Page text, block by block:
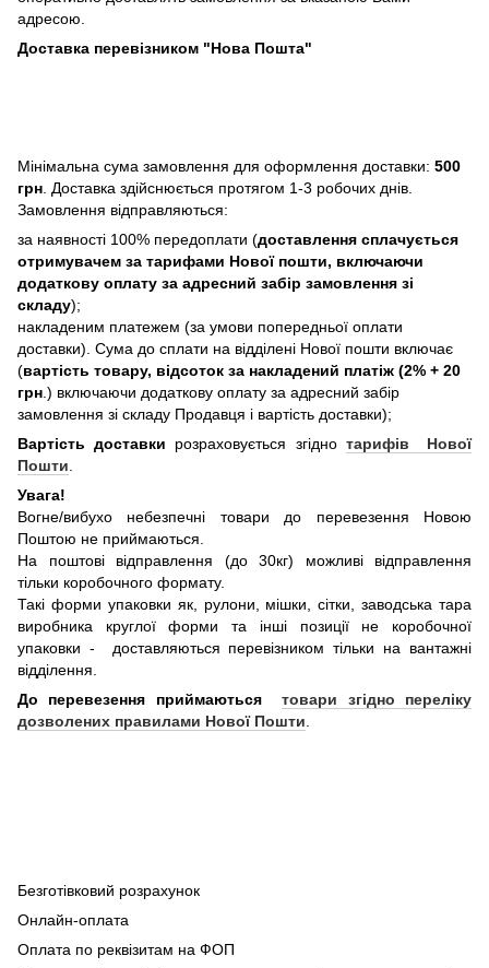
адресою.
Доставка перевізником "Нова Пошта"
Мінімальна сума замовлення для оформлення доставки: 500
грн . Доставка здійснюється протягом 1-3 робочих днів.
Замовлення відправляються:
за наявності 100% передоплати (доставлення сплачується
отримувачем за тарифами Нової пошти, включаючи
додаткову оплату за адресний забір замовлення зі
складу);
накладеним платежем (за умови попередньої оплати
доставки). Сума до сплати на відділені Нової пошти включає
(вартість товару, відсоток за накладений платіж (2% + 20
грн .) включаючи додаткову оплату за адресний забір
замовлення зі складу Продавця і вартість доставки);
Вартість доставки розраховується згідно тарифів Нової
Пошти
Увага!
Вогне/вибухо небезпечні товари до перевезення Новою
Поштою не приймаються.
На поштові відправлення (до 30кг) можливі відправлення
тільки коробочного формату.
Такі форми упаковки як, рулони, мішки, сітки, заводська тара
виробника круглої форми та інші позиції не коробочної
упаковки - доставляються перевізником тільки на вантажні
відділення.
До перевезення приймаютьсятовари згідно переліку
дозволених правилами Нової Пошти
Безготівковий розрахунок
Онлайн-оплата
Оплата по реквізитам на ФОП